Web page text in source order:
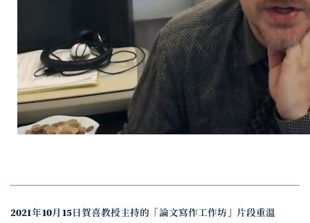
2021年10月15日賀喜教授主持的「論文寫作工作坊」片段重溫